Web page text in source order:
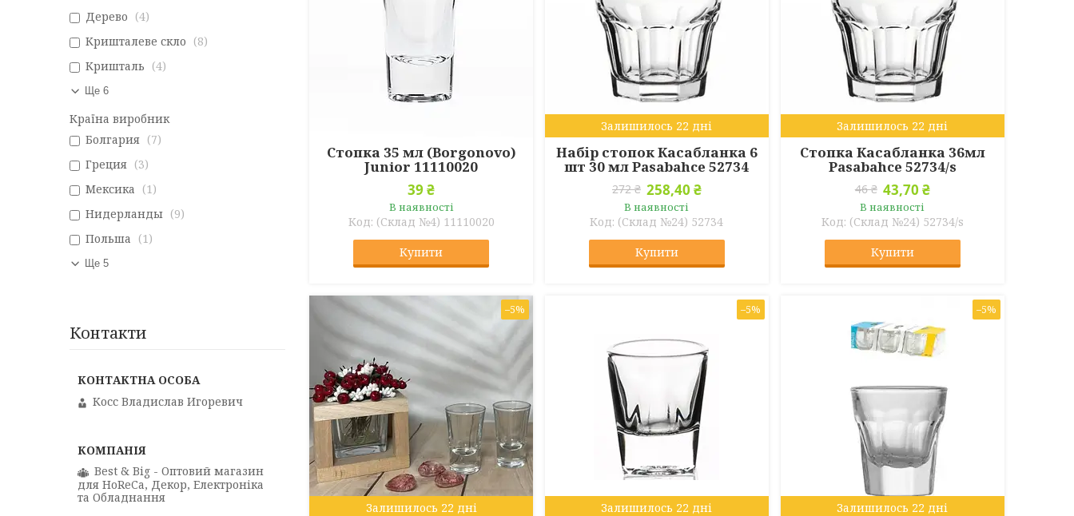
Стопка 35 мл (Borgonovo)
Junior 11110020
39 ₴
В наявності
(Склад №4) 11110020
Купити
Залишилось 22 дні
Набір стопок Касабланка 6
шт 30 мл Pasabahce 52734
272 ₴ 258,40 ₴
В наявності
(Склад №24) 52734
Купити
Залишилось 22 дні
Стопка Касабланка 36мл
Pasabahce 52734/s
46 ₴ 43,70 ₴
В наявності
(Склад №24) 52734/s
Купити
–5%
Залишилось 22 дні
–5%
Залишилось 22 дні
–5%
Залишилось 22 дні
Дерево
4
Кришталеве скло
8
Кришталь
4
Ще 6
Країна виробник
Болгария
7
Греция
3
Мексика
1
Нидерланды
9
Польша
1
Ще 5
Контакти
Косс Владислав Игоревич
Best & Big - Оптовий магазин
для HoReCa, Декор, Електроніка
та Обладнання